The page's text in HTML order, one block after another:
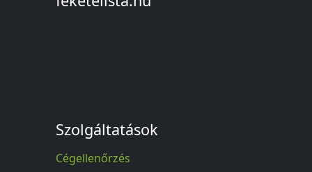
Szolgáltatások
Cégellenőrzés